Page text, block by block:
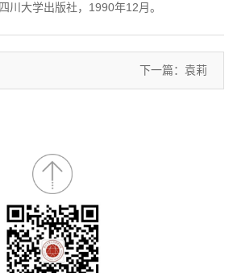
川大学出版社，1990年12月。
下一篇：袁莉